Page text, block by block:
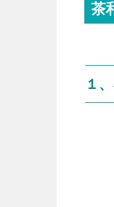
茶
１